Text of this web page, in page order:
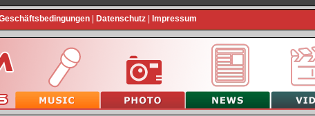
Datenschutz Impressum